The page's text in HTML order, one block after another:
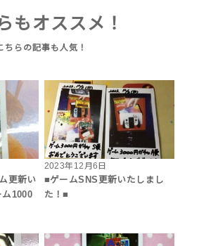
もオススメ！
更新い
1000
2023年12月6日
■ゲームSNS更新いたしまし
た！■